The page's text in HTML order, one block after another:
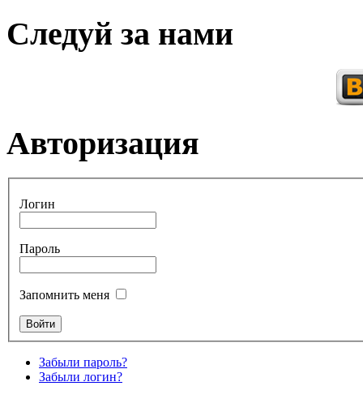
Следуй за нами
Авторизация
Логин
Пароль
Запомнить меня
Забыли пароль?
Забыли логин?